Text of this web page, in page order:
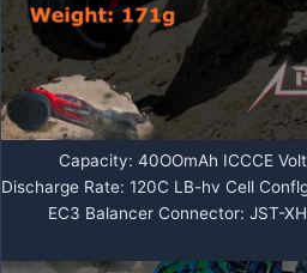
Capacity: 40OOmAh ICCCE
Discharge Rate: 120C LB-hv Cell
EC3 Balancer Connector: JST-